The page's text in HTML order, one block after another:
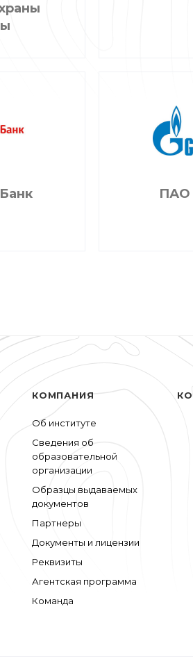
ПАО
КОМПАНИЯ
Об институте
Сведения об
образовательной
организации
Образцы выдаваемых
документов
Партнеры
Документы и лицензии
Реквизиты
Агентская программа
Команда